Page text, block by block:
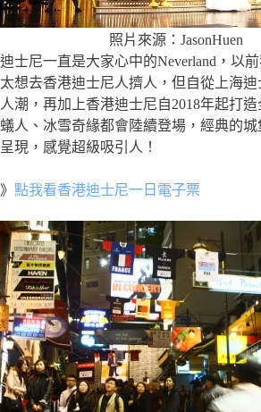
照片來源：JasonHuen
迪士尼一直是大家心中的Neverland，以
太想去香港迪士尼人擠人，但自從上海
人潮，再加上香港迪士尼自2018年起打
蟻人、冰雪奇緣都會陸續登場，經典的
呈現，感覺超級吸引人！
》 點我看香港迪士尼一日電子票